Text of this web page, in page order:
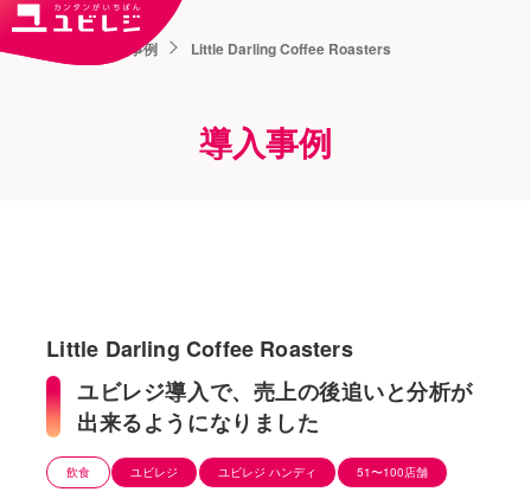
導入事例 Little Darling Coffee Roasters
導入事例
Little Darling Coffee Roasters
ユビレジ導入で、売上の後追いと分析が
出来るようになりました
飲食 ユビレジ ユビレジ ハンディ 51〜100店舗